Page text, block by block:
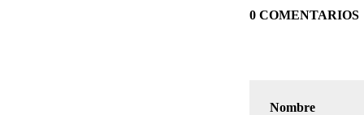
0 COMENTARIOS
Nombre